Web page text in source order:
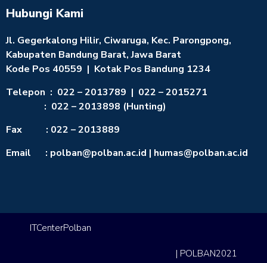
Hubungi Kami
Jl. Gegerkalong Hilir, Ciwaruga, Kec. Parongpong,
Kabupaten Bandung Barat, Jawa Barat
Kode Pos 40559 | Kotak Pos Bandung 1234
Telepon : 022 – 2013789 | 022 – 2015271
: 022 – 2013898 (Hunting)
Fax : 022 – 2013889
Email : polban@polban.ac.id | humas@polban.ac.id
ITCenterPolban
| POLBAN2021